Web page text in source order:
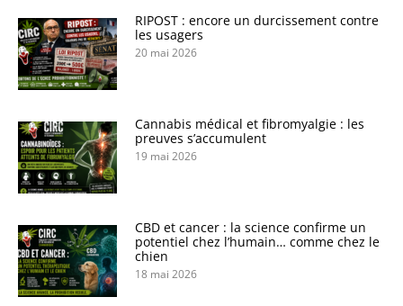
RIPOST : encore un durcissement contre
les usagers
20 mai 2026
Cannabis médical et fibromyalgie : les
preuves s’accumulent
19 mai 2026
CBD et cancer : la science confirme un
potentiel chez l’humain… comme chez le
chien
18 mai 2026